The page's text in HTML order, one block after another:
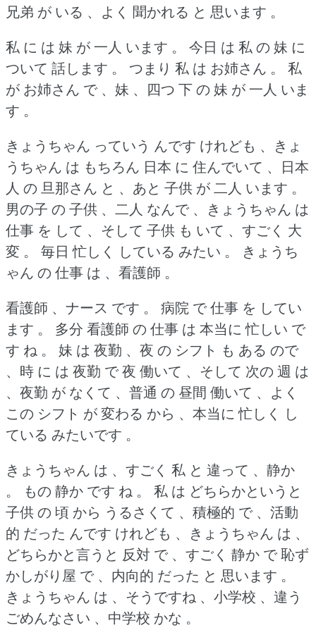
兄弟 が いる 、よく 聞かれる と 思います 。
私 に は 妹 が 一人 います 。
今日 は 私 の 妹 に
ついて 話します 。
つまり 私 は お姉さん 。
私
が お姉さん で 、妹 、四つ 下 の 妹 が 一人 いま
す 。
きょうちゃん っていう んです けれども 、きょ
うちゃん は もちろん 日本 に 住んでいて 、日本
人 の 旦那さん と 、あと 子供 が 二人 います 。
男の子 の 子供 、二人 なんで 、きょうちゃん は
仕事 を して 、そして 子供 も いて 、すごく 大
変 。
毎日 忙しく している みたい 。
きょうち
ゃん の 仕事 は 、看護師 。
看護師 、ナース です 。
病院 で 仕事 を してい
ます 。
多分 看護師 の 仕事 は 本当に 忙しい で
す ね 。
妹 は 夜勤 、夜 の シフト も ある ので
、時 に は 夜勤 で 夜 働いて 、そして 次の 週 は
、夜勤 が なくて 、普通 の 昼間 働いて 、よく
この シフト が 変わる から 、本当に 忙しく し
ている みたいです 。
きょうちゃん は 、すごく 私 と 違って 、静か
。
もの 静か です ね 。
私 は どちらかというと
子供 の 頃 から うるさくて 、積極的 で 、活動
的 だった んです けれども 、きょうちゃん は 、
どちらかと言うと 反対 で 、すごく 静か で 恥ず
かしがり屋 で 、内向的 だった と 思います 。
きょうちゃん は 、そうですね 、小学校 、違う
ごめんなさい 、中学校 かな 。